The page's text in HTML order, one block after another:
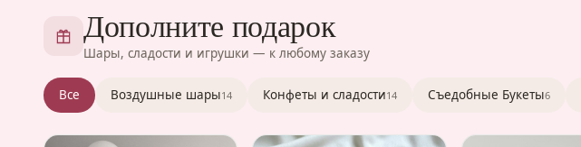
Дополните подарок
Шары, сладости и игрушки — к любому заказу
Все Воздушные шары14 Конфеты и сладости14 Съедобные Букеты6